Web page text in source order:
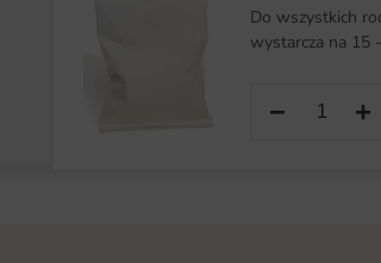
Do wszystkich
wystarcza na 15
− +